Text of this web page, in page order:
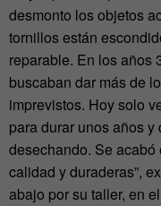
desmonto los objetos
tornillos están
reparable. En los años
buscaban dar más de
imprevistos. Hoy solo
para durar unos años
desechando. Se acabó
calidad y duraderas”,
abajo por su taller, en